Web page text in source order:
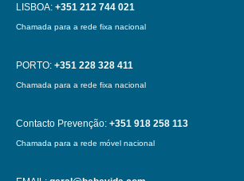
LISBOA: +351 212 744 021
Chamada para a rede fixa nacional
PORTO: +351 228 328 411
Chamada para a rede fixa nacional
Contacto Prevenção: +351 918 258 113
Chamada para a rede móvel nacional